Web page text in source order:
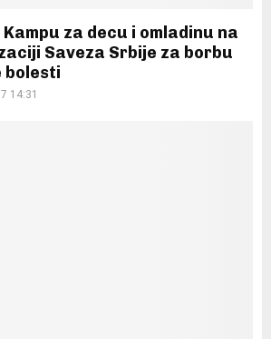
za decu i omladinu na
Saveza Srbije za borbu
bolesti
14:31